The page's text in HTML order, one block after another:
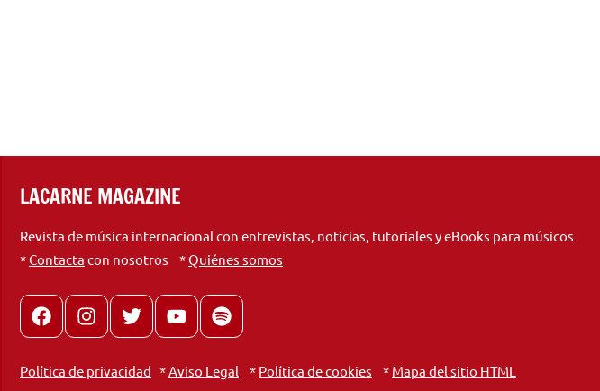
LACARNE MAGAZINE
Revista de música internacional con entrevistas, noticias, tutoriales y eBooks para músicos
*Contacta con nosotros *Quiénes somos
FacebookInstagram
X youtubespotify
Política de privacidad *Aviso Legal * Política de cookies * Mapa del sitio HTML